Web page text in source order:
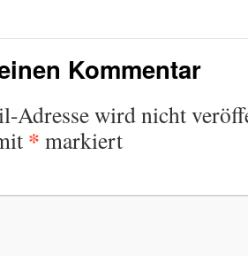
Kommentar
Adresse wird nicht
* markiert